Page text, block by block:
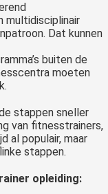
multidisciplinair
Dat kunnen
buiten de
moeten
stappen sneller
van fitnesstrainers,
al populair, maar
stappen.
opleiding: